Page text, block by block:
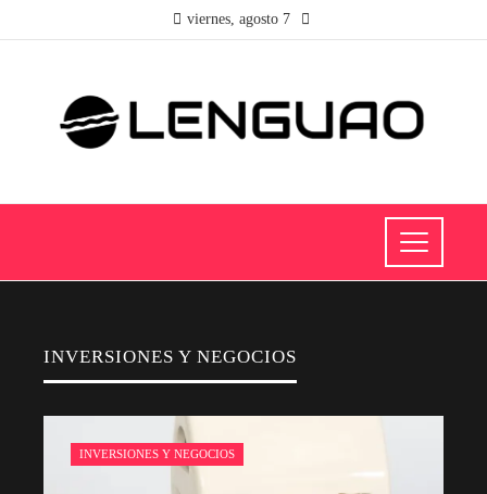
viernes, agosto 7
INVERSIONES Y NEGOCIOS
INVERSIONES Y NEGOCIOS